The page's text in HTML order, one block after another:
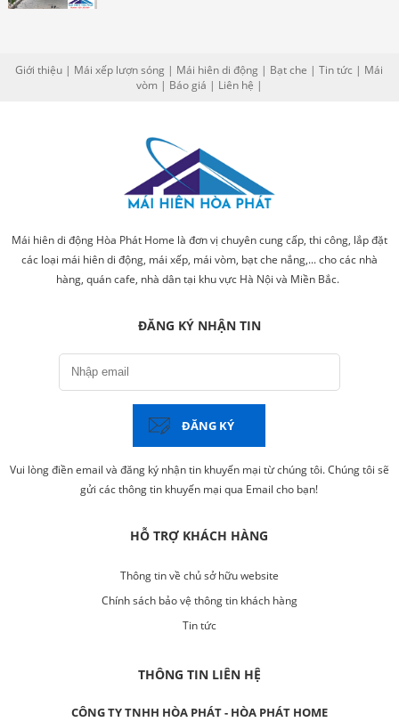
Giới thiệu | Mái xếp lượn sóng | Mái hiên di động | Bạt che |Tin tức | Mái
vòm| Báo giá | Liên hệ |
Mái hiên di động Hòa Phát Home là đơn vị chuyên cung cấp, thi công, lắp đặt
các loại mái hiên di động, mái xếp, mái vòm, bạt che nắng,... cho các nhà
hàng, quán cafe, nhà dân tại khu vực Hà Nội và Miền Bắc.
ĐĂNG KÝ NHẬN TIN
ĐĂNG KÝ
Vui lòng điền email và đăng ký nhận tin khuyến mại từ chúng tôi. Chúng tôi sẽ
gửi các thông tin khuyến mại qua Email cho bạn!
HỖ TRỢ KHÁCH HÀNG
Thông tin về chủ sở hữu website
Chính sách bảo vệ thông tin khách hàng
Tin tức
THÔNG TIN LIÊN HỆ
CÔNG TY TNHH HÒA PHÁT - HÒA PHÁT HOME